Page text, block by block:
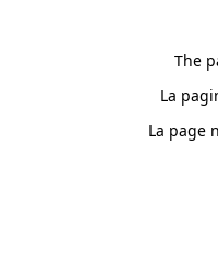
The
La
La page